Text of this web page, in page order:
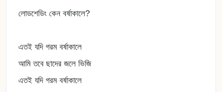
লোডশেডিং কেন বর্ষাকালে?
এতই যদি গরম বর্ষাকালে
আমি তবে ছাদের জলে ভিজি
এতই যদি গরম বর্ষাকালে